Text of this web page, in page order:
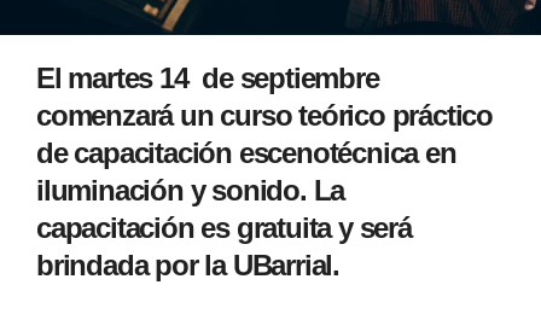
El martes 14 de septiembre
comenzará un curso teórico práctico
de capacitación escenotécnica en
iluminación y sonido. La
capacitación es gratuita y será
brindada por la UBarrial.